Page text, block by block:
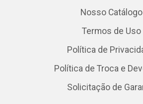
Nosso Catálogo
Termos de Uso
Política de
Política de Troca e
Solicitação de